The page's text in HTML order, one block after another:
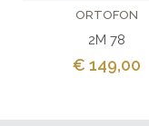
ORTOFON
2M 78
€ 149,00